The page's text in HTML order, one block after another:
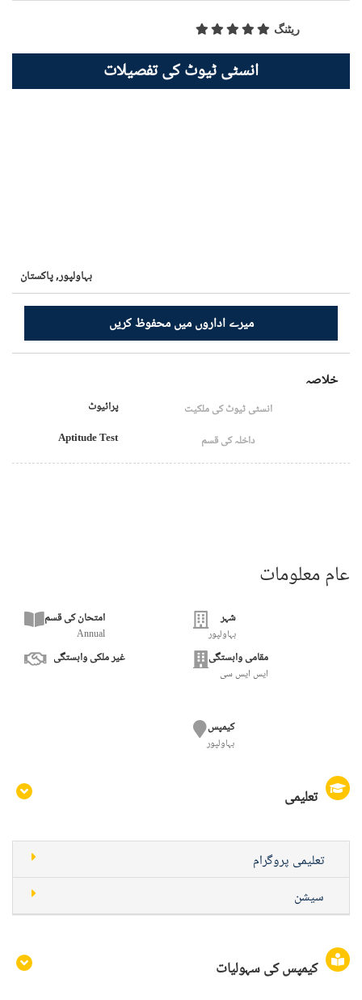
ریٹنگ
انسٹی ٹیوٹ کی تفصیلات
بہاولپور,پاکستان
میرے اداروں میں محفوظ کریں
خلاصہ
انسٹی ٹیوٹ کی ملکیت
پرائیوٹ
داخلہ کی قسم
Aptitude Test
عام معلومات
شہر
بہاولپور
امتحان کی قسم
Annual
مقامی وابستگی
ایس ایس سی
غیر ملکی وابستگی
کیمپس
بہاولپور
تعلیمی
تعلیمی پروگرام
سیشن
کیمپس کی سہولیات